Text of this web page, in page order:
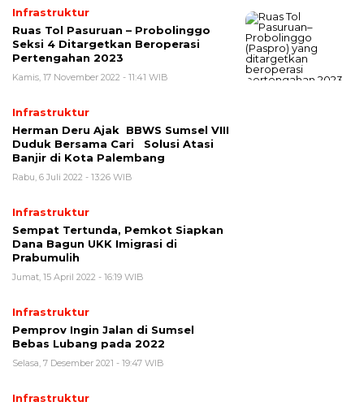
Infrastruktur
Ruas Tol Pasuruan – Probolinggo
Seksi 4 Ditargetkan Beroperasi
Pertengahan 2023
Kamis, 17 November 2022 - 11:41 WIB
Infrastruktur
Herman Deru Ajak BBWS Sumsel VIII
Duduk Bersama Cari Solusi Atasi
Banjir di Kota Palembang
Rabu, 6 Juli 2022 - 13:26 WIB
Infrastruktur
Sempat Tertunda, Pemkot Siapkan
Dana Bagun UKK Imigrasi di
Prabumulih
Jumat, 15 April 2022 - 16:19 WIB
Infrastruktur
Pemprov Ingin Jalan di Sumsel
Bebas Lubang pada 2022
Selasa, 7 Desember 2021 - 19:47 WIB
Infrastruktur